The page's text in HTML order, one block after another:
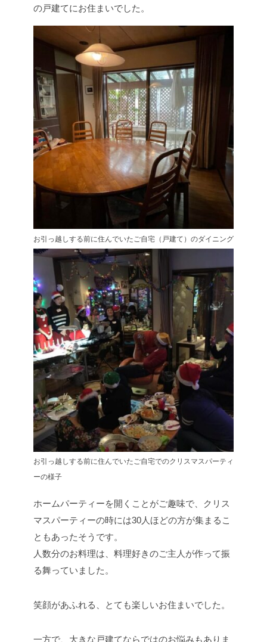
の戸建てにお住まいでした。
お引っ越しする前に住んでいたご自宅（戸建て）のダイニング
お引っ越しする前に住んでいたご自宅でのクリスマスパーティ
ーの様子
ホームパーティーを開くことがご趣味で、クリス
マスパーティーの時には30人ほどの方が集まるこ
ともあったそうです。
人数分のお料理は、料理好きのご主人が作って振
る舞っていました。
笑顔があふれる、とても楽しいお住まいでした。
一方で、大きな戸建てならではのお悩みもありま